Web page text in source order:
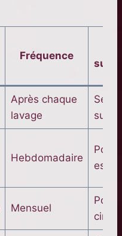
Fréquence
Après chaque
lavage
sur
Hebdomadaire
Polir
Mensuel